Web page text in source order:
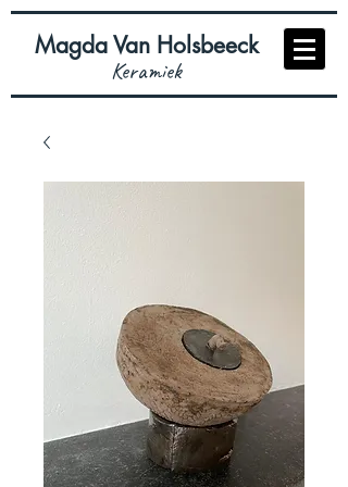
Magda Van Holsbeeck
Keramiek